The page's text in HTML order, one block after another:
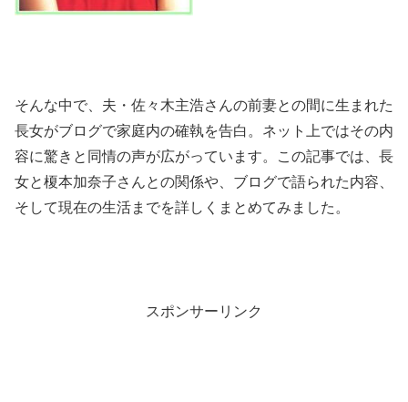
そんな中で、夫・佐々木主浩さんの前妻との間に生まれた
長女がブログで家庭内の確執を告白。ネット上ではその内
容に驚きと同情の声が広がっています。この記事では、長
女と榎本加奈子さんとの関係や、ブログで語られた内容、
そして現在の生活までを詳しくまとめてみました。
スポンサーリンク